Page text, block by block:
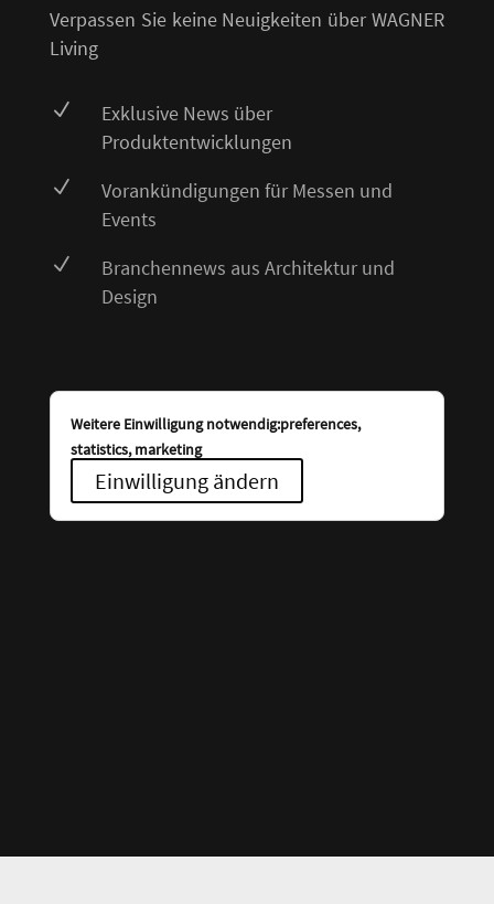
Verpassen Sie keine Neuigkeiten über WAGNER
Living
N
Exklusive News über
Produktentwicklungen
N
Vorankündigungen für Messen und
Events
N
Branchennews aus Architektur und
Design
Weitere Einwilligung notwendig:preferences,
statistics, marketing
Einwilligung ändern